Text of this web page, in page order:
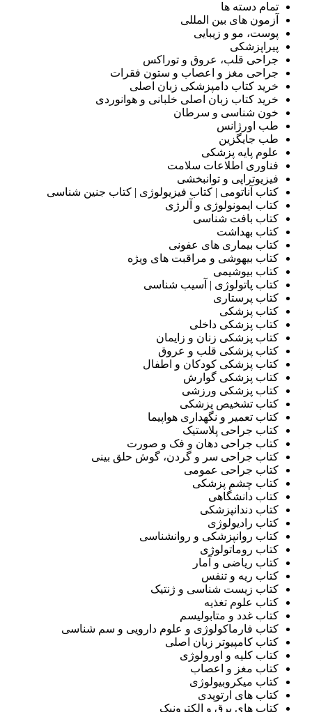
تمام دسته ها
آزمون های بین المللی
پوست، مو و زیبایی
پیراپزشکی
جراحی قلب، عروق و توراکس
جراحی مغز و اعصاب و ستون فقرات
خرید کتاب دامپزشکی زبان اصلی
خرید کتاب زبان اصلی خلبانی و هوانوردی
خون شناسی و سرطان
طب اورژانس
طب جایگزین
علوم پایه پزشکی
فناوری اطلاعات سلامت
فیزیوتراپی و توانبخشی
کتاب آناتومی | کتاب فیزیولوژی | کتاب جنین شناسی
کتاب ایمونولوژی و آلرژی
کتاب بافت شناسی
کتاب بهداشت
کتاب بیماری های عفونی
کتاب بیهوشی و مراقبت های ویژه
کتاب بیوشیمی
کتاب پاتولوژی | آسیب شناسی
کتاب پرستاری
کتاب پزشکی
کتاب پزشکی داخلی
کتاب پزشکی زنان و زایمان
کتاب پزشکی قلب و عروق
کتاب پزشکی کودکان و اطفال
کتاب پزشکی گوارش
کتاب پزشکی ورزشی
کتاب تشخیص پزشکی
کتاب تعمیر و نگهداری هواپیما
کتاب جراحی پلاستیک
کتاب جراحی دهان و فک و صورت
کتاب جراحی سر و گردن، گوش حلق بینی
کتاب جراحی عمومی
کتاب چشم پزشکی
کتاب دانشگاهی
کتاب دندانپزشکی
کتاب رادیولوژی
کتاب روانپزشکی و روانشناسی
کتاب روماتولوژی
کتاب ریاضی و آمار
کتاب ریه و تنفس
کتاب زیست شناسی و ژنتيک
کتاب علوم تغذيه
کتاب غدد و متابولیسم
کتاب فارماکولوژی و علوم دارویی و سم شناسی
کتاب کامپیوتر زبان اصلی
کتاب کلیه و اورولوژی
کتاب مغز و اعصاب
کتاب میکروبیولوژی
کتاب های ارتوپدی
کتاب های برق و الکترونیک